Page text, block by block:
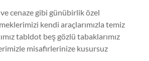
cenaze gibi günübirlik özel
kendi araçlarımızla temiz
tabldot beş gözlü tabaklarımız
misafirlerinize kusursuz